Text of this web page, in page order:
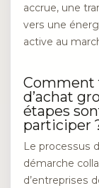
accrue, une
vers une
active au
Comment
d’achat
étapes
participer
Le processus
démarche
d’entreprises